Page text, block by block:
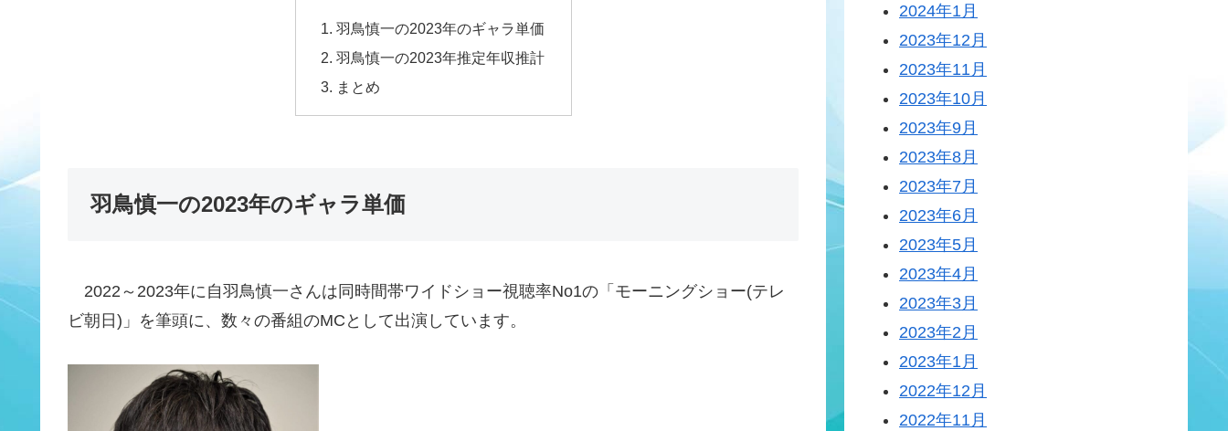
羽鳥慎一の2023年のギャラ単価
羽鳥慎一の2023年推定年収推計
まとめ
羽鳥慎一の2023年のギャラ単価
2022～2023年に自羽鳥慎一さんは同時間帯ワイドショー視聴率No1の「モーニングショー(テレ
ビ朝日)」を筆頭に、数々の番組のMCとして出演しています。
2024年1月
2023年12月
2023年11月
2023年10月
2023年9月
2023年8月
2023年7月
2023年6月
2023年5月
2023年4月
2023年3月
2023年2月
2023年1月
2022年12月
2022年11月